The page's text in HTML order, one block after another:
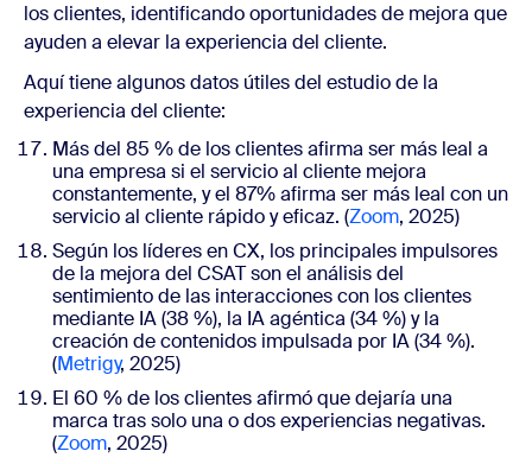
los clientes, identificando oportunidades de mejora que
ayuden a elevar la experiencia del cliente.
Aquí tiene algunos datos útiles del estudio de la
experiencia del cliente:
Más del 85 % de los clientes afirma ser más leal a
una empresa si el servicio al cliente mejora
constantemente, y el 87% afirma ser más leal con un
servicio al cliente rápido y eficaz. (Zoom, 2025)
Según los líderes en CX, los principales impulsores
de la mejora del CSAT son el análisis del
sentimiento de las interacciones con los clientes
mediante IA (38 %), la IA agéntica (34 %) y la
creación de contenidos impulsada por IA (34 %).
(Metrigy, 2025)
El 60 % de los clientes afirmó que dejaría una
marca tras solo una o dos experiencias negativas.
(Zoom, 2025)